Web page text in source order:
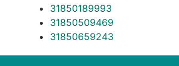
31850189993
31850509469
31850659243